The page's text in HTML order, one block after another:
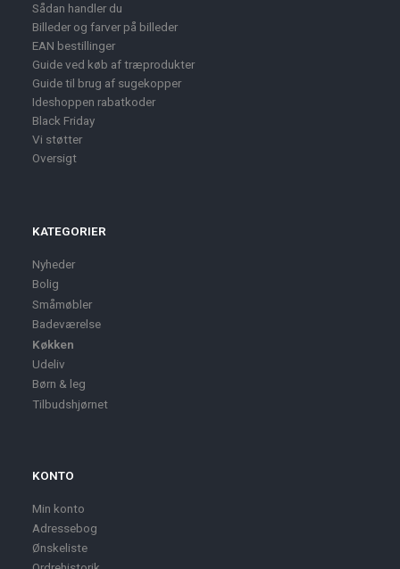
Sådan handler du
Billeder og farver på billeder
EAN bestillinger
Guide ved køb af træprodukter
Guide til brug af sugekopper
Ideshoppen rabatkoder
Black Friday
Vi støtter
Oversigt
KATEGORIER
Nyheder
Bolig
Småmøbler
Badeværelse
Køkken
Udeliv
Børn & leg
Tilbudshjørnet
KONTO
Min konto
Adressebog
Ønskeliste